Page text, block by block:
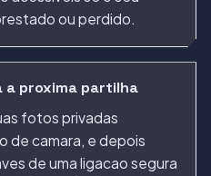
ou perdido.
a proxima partilha
fotos privadas
de camara, e depois
de uma ligacao segura